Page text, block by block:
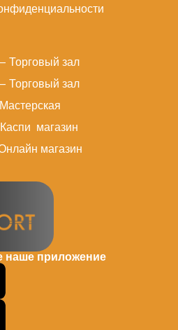
Торговый зал
Торговый зал
магазин
магазин
наше приложение